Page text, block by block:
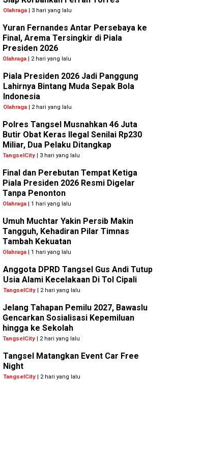
Olahraga| 3 hari yang lalu
Yuran Fernandes Antar Persebaya ke
Final, Arema Tersingkir di Piala
Presiden 2026
Olahraga | 2 hari yang lalu
Piala Presiden 2026 Jadi Panggung
Lahirnya Bintang Muda Sepak Bola
Indonesia
Olahraga| 2 hari yang lalu
Polres Tangsel Musnahkan 46 Juta
Butir Obat Keras Ilegal Senilai Rp230
Miliar, Dua Pelaku Ditangkap
TangselCity | 3 hari yang lalu
Final dan Perebutan Tempat Ketiga
Piala Presiden 2026 Resmi Digelar
Tanpa Penonton
Olahraga | 1 hari yang lalu
Umuh Muchtar Yakin Persib Makin
Tangguh, Kehadiran Pilar Timnas
Tambah Kekuatan
Olahraga | 1 hari yang lalu
Anggota DPRD Tangsel Gus Andi Tutup
Usia Alami Kecelakaan Di Tol Cipali
TangselCity| 2 hari yang lalu
Jelang Tahapan Pemilu 2027, Bawaslu
Gencarkan Sosialisasi Kepemiluan
hingga ke Sekolah
TangselCity | 2 hari yang lalu
Tangsel Matangkan Event Car Free
Night
TangselCity| 2 hari yang lalu